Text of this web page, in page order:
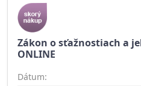
Zákon o sťažnostiach a
ONLINE
Dátum: